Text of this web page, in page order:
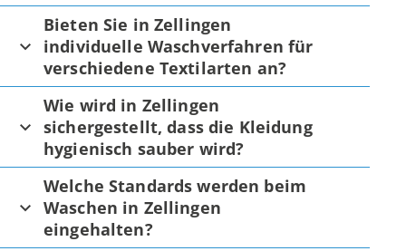
Bieten Sie in Zellingen
individuelle Waschverfahren für
verschiedene Textilarten an?
Wie wird in Zellingen
sichergestellt, dass die Kleidung
hygienisch sauber wird?
Welche Standards werden beim
Waschen in Zellingen
eingehalten?